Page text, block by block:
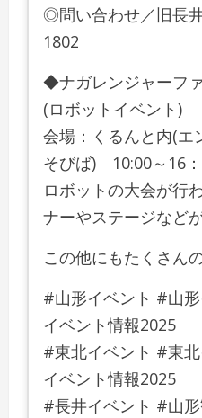
◎問い合わせ／旧長
1802
◆ナガレンジャーフ
(ロボットイベント)
会場：くるんと内(エ
そびば) 10:00～16
ロボットの大会が行
ナーやステージなど
この他にもたくさん
#山形イベント #山
イベント情報2025
#東北イベント #東
イベント情報2025
#長井イベント #山